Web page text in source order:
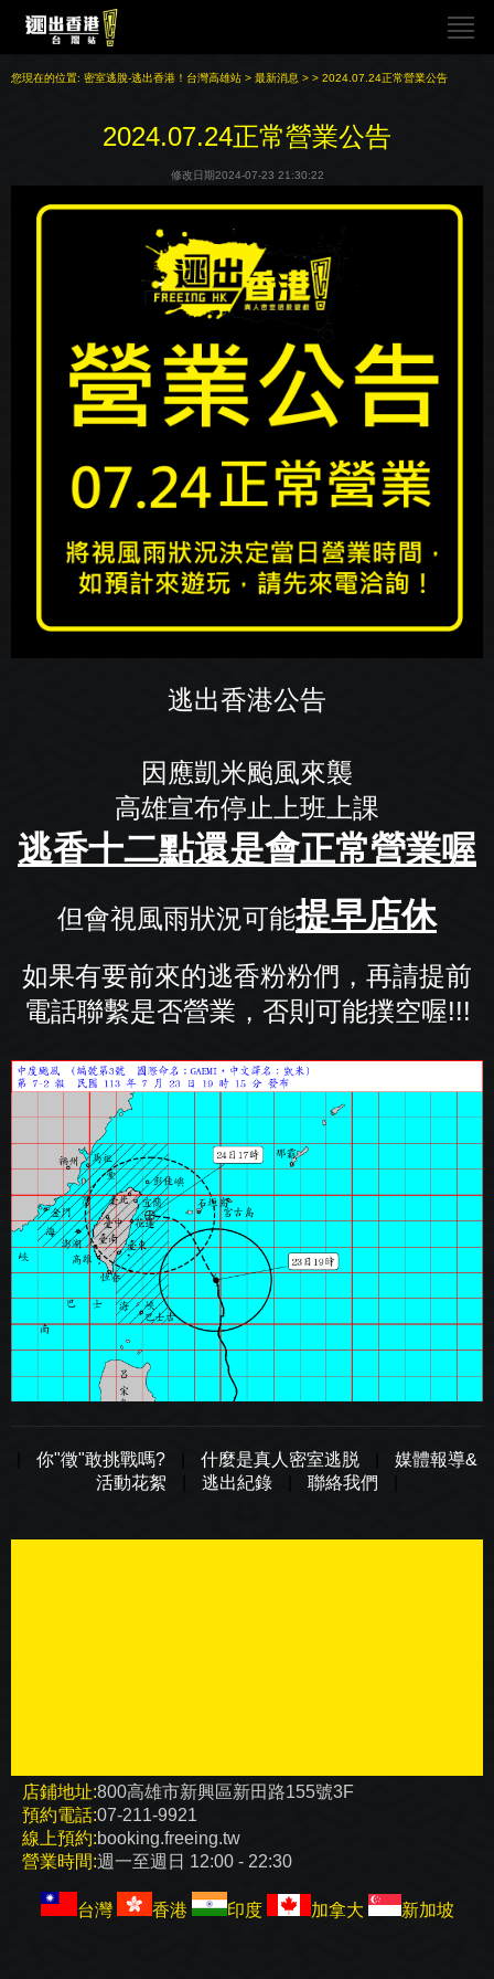
您現在的位置: 密室逃脫-逃出香港！台灣高雄站 > 最新消息 > > 2024.07.24正常營業公告
2024.07.24正常營業公告
修改日期2024-07-23 21:30:22
逃出香港公告
因應凱米颱風來襲
高雄宣布停止上班上課
逃香十二點還是會正常營業喔
但會視風雨狀況可能提早店休
如果有要前來的逃香粉粉們，再請提前
電話聯繫是否營業，否則可能撲空喔!!!
你"徵"敢挑戰嗎? 什麼是真人密室逃脱
媒體報導&
活動花絮
逃出紀錄 聯絡我們
店鋪地址:800高雄市新興區新田路155號3F
預約電話:07-211-9921
線上預約:booking.freeing.tw
營業時間:週一至週日 12:00 - 22:30
台灣 香港 印度 加拿大 新加坡